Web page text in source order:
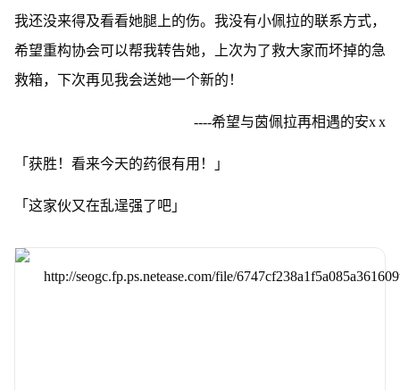
我还没来得及看看她腿上的伤。我没有小佩拉的联系方式，
希望重构协会可以帮我转告她，上次为了救大家而坏掉的急
救箱，下次再见我会送她一个新的！
----希望与茵佩拉再相遇的安x x
「获胜！看来今天的药很有用！」
「这家伙又在乱逞强了吧」